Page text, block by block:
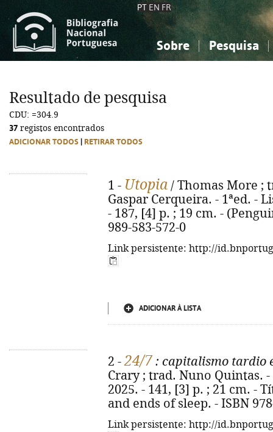
PT EN FR
Sobre Pesquisa
Ciências sociais...
Ciências sociais...
Resultado de pesquisa
CDU: =304.9
37 registos encontrados
ADICIONAR TODOS RETIRAR TODOS
1 - Utopia / Thomas More ;
Gaspar Cerqueira. - 1ªed. -
- 187, [4] p. ; 19 cm. -
989-583-572-0
Link persistente: http://
ADICIONAR À LISTA
2 -24/7 : capitalismo tardio
Crary ; trad. Nuno Quintas.
2025. - 141, [3] p. ; 21 cm. -
and ends of sleep. - ISBN
Link persistente: http://